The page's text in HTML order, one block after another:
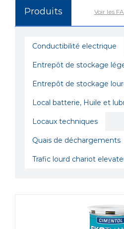
Produits Voir les
Conductibilité electrique
Entrepôt de stockage
Entrepôt de stockage
Local batterie, Huile et
Locaux techniques
Quais de déchargements
Trafic lourd chariot